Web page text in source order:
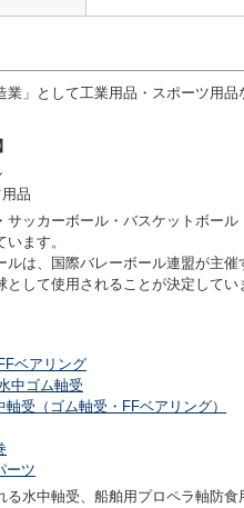
業」として工業用品・スポーツ用
品
サッカーボール・バスケットボー
ます。
ルは、国際バレーボール連盟が主
として使用されることが決定してい
ベアリング
中ゴム軸受
軸受（ゴム軸受・FFベアリング）
ーツ
る水中軸受、船舶用プロペラ軸防